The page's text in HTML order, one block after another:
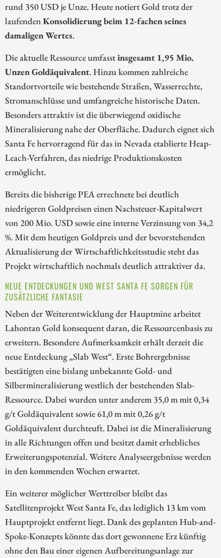
rund 350 USD je Unze. Heute notiert Gold trotz der
laufendenKonsolidierung beim 12-fachen seines
damaligen Wertes.
Die aktuelle Ressource umfasstinsgesamt 1,95 Mio.
Unzen Goldäquivalent. Hinzu kommen zahlreiche
Standortvorteile wie bestehende Straßen, Wasserrechte,
Stromanschlüsse und umfangreiche historische Daten.
Besonders attraktiv ist die überwiegend oxidische
Mineralisierung nahe der Oberfläche. Dadurch eignet sich
Santa Fe hervorragend für das in Nevada etablierte Heap-
Leach-Verfahren, das niedrige Produktionskosten
ermöglicht.
Bereits die bisherige PEA errechnete bei deutlich
niedrigeren Goldpreisen einen Nachsteuer-Kapitalwert
von 200 Mio. USD sowie eine interne Verzinsung von 34,2
%. Mit dem heutigen Goldpreis und der bevorstehenden
Aktualisierung der Wirtschaftlichkeitsstudie steht das
Projekt wirtschaftlich nochmals deutlich attraktiver da.
NEUE ENTDECKUNGEN UND WEST SANTA FE SORGEN FÜR
ZUSÄTZLICHE FANTASIE
Neben der Weiterentwicklung der Hauptmine arbeitet
Lahontan Gold konsequent daran, die Ressourcenbasis zu
erweitern. Besondere Aufmerksamkeit erhält derzeit die
neue Entdeckung „Slab West“. Erste Bohrergebnisse
bestätigten eine bislang unbekannte Gold- und
Silbermineralisierung westlich der bestehenden Slab-
Ressource. Dabei wurden unter anderem 35,0 m mit 0,34
g/t Goldäquivalent sowie 61,0 m mit 0,26 g/t
Goldäquivalent durchteuft. Dabei ist die Mineralisierung
in alle Richtungen offen und besitzt damit erhebliches
Erweiterungspotenzial. Weitere Analyseergebnisse werden
in den kommenden Wochen erwartet.
Ein weiterer möglicher Werttreiber bleibt das
Satellitenprojekt West Santa Fe, das lediglich 13 km vom
Hauptprojekt entfernt liegt. Dank des geplanten Hub-and-
Spoke-Konzepts könnte das dort gewonnene Erz künftig
ohne den Bau einer eigenen Aufbereitungsanlage zur